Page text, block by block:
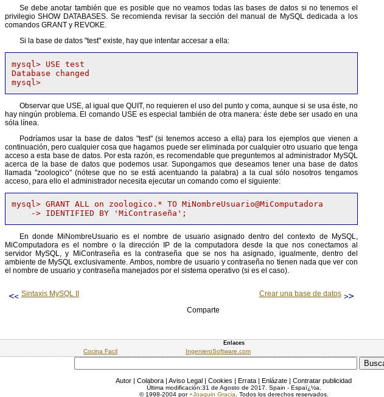
Se debe anotar también que es posible que no veamos todas las bases de datos si no tenemos el
privilegio SHOW DATABASES. Se recomienda revisar la sección del manual de MySQL dedicada a los
comandos GRANT y REVOKE.
Si la base de datos "test" existe, hay que intentar accesar a ella:
mysql> USE test
Database changed
Observar que USE, al igual que QUIT, no requieren el uso del punto y coma, aunque si se usa éste, no
hay ningún problema. El comando USE es especial también de otra manera: éste debe ser usado en una
sóla línea.
Podríamos usar la base de datos "test" (si tenemos acceso a ella) para los ejemplos que vienen a
continuación, pero cualquier cosa que hagamos puede ser eliminada por cualquier otro usuario que tenga
acceso a esta base de datos. Por esta razón, es recomendable que preguntemos al administrador MySQL
acerca de la base de datos que podemos usar. Supongamos que deseamos tener una base de datos
llamada "zoologico" (nótese que no se está acentuando la palabra) a la cual sólo nosotros tengamos
acceso, para ello el administrador necesita ejecutar un comando como el siguiente:
mysql> GRANT ALL on zoologico.* TO MiNombreUsuario@MiComputadora
En donde MiNombreUsuario es el nombre de usuario asignado dentro del contexto de MySQL,
MiComputadora es el nombre o la dirección IP de la computadora desde la que nos conectamos al
servidor MySQL, y MiContraseña es la contraseña que se nos ha asignado, igualmente, dentro del
ambiente de MySQL exclusivamente. Ambos, nombre de usuario y contraseña no tienen nada que ver con
el nombre de usuario y contraseña manejados por el sistema operativo (si es el caso).
Sintaxis MySQL II
Crear una base de datos
Comparte
Enlaces
Cocina Facil IngenieroSoftware.com
Autor | Colabora | Aviso Legal | Cookies | Errata | Enlázate | Contratar publicidad
Última modificación:31 de Agosto de 2017. Spain - Espaï¿½a.
© 1998-2004 por+Joaquin Gracia . Todos los derechos reservados.